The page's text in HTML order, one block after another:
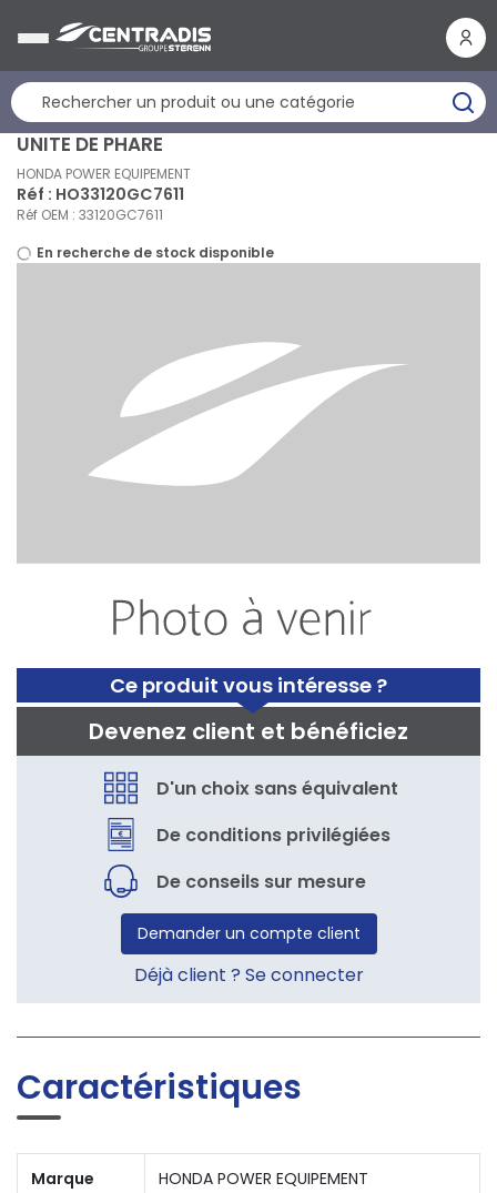
Ce produit vous intéresse ?
Devenez client et bénéficiez
D'un choix sans équivalent
De conditions privilégiées
De conseils sur mesure
Demander un compte client
Déjà client ? Se connecter
UNITE DE PHARE
HONDA POWER EQUIPEMENT
Réf : HO33120GC7611
Réf OEM : 33120GC7611
En recherche de stock disponible
Caractéristiques
Marque HONDA POWER EQUIPEMENT